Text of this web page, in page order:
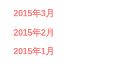
2015年3月
2015年2月
2015年1月